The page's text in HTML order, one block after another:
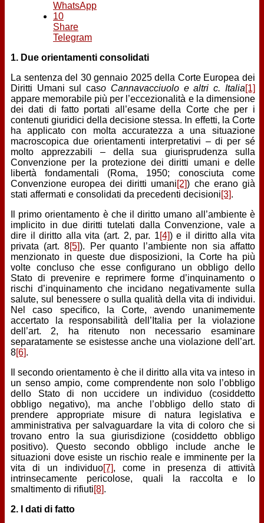
WhatsApp
10
Share
Telegram
1. Due orientamenti consolidati
La sentenza del 30 gennaio 2025 della Corte Europea dei
Diritti Umani sul caso Cannavacciuolo e altri c. Italia[1]
appare memorabile più per l’eccezionalità e la dimensione
dei dati di fatto portati all’esame della Corte che per i
contenuti giuridici della decisione stessa. In effetti, la Corte
ha applicato con molta accuratezza a una situazione
macroscopica due orientamenti interpretativi – di per sé
molto apprezzabili – della sua giurisprudenza sulla
Convenzione per la protezione dei diritti umani e delle
libertà fondamentali (Roma, 1950; conosciuta come
Convenzione europea dei diritti umani[2]) che erano già
stati affermati e consolidati da precedenti decisioni[3].
Il primo orientamento è che il diritto umano all’ambiente è
implicito in due diritti tutelati dalla Convenzione, vale a
dire il diritto alla vita (art. 2, par. 1[4]) e il diritto alla vita
privata (art. 8[5]). Per quanto l’ambiente non sia affatto
menzionato in queste due disposizioni, la Corte ha più
volte concluso che esse configurano un obbligo dello
Stato di prevenire e reprimere forme d’inquinamento o
rischi d’inquinamento che incidano negativamente sulla
salute, sul benessere o sulla qualità della vita di individui.
Nel caso specifico, la Corte, avendo unanimemente
accertato la responsabilità dell’Italia per la violazione
dell’art. 2, ha ritenuto non necessario esaminare
separatamente se esistesse anche una violazione dell’art.
8[6].
Il secondo orientamento è che il diritto alla vita va inteso in
un senso ampio, come comprendente non solo l’obbligo
dello Stato di non uccidere un individuo (cosiddetto
obbligo negativo), ma anche l’obbligo dello stato di
prendere appropriate misure di natura legislativa e
amministrativa per salvaguardare la vita di coloro che si
trovano entro la sua giurisdizione (cosiddetto obbligo
positivo). Questo secondo obbligo include anche le
situazioni dove esiste un rischio reale e imminente per la
vita di un individuo[7], come in presenza di attività
intrinsecamente pericolose, quali la raccolta e lo
smaltimento di rifiuti[8].
2. I dati di fatto